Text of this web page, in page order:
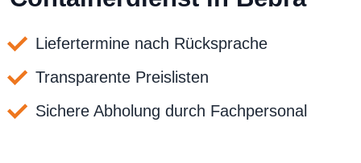
Liefertermine nach Rücksprache
Transparente Preislisten
Sichere Abholung durch Fachpersonal